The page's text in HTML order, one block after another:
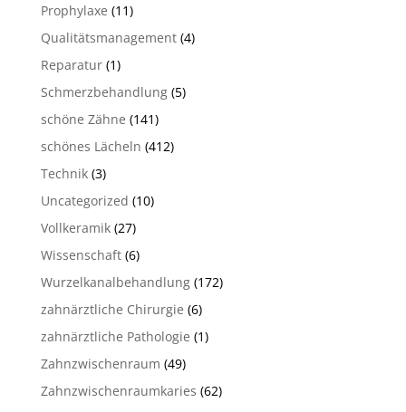
Prophylaxe (11)
Qualitätsmanagement(4)
Reparatur(1)
Schmerzbehandlung(5)
schöne Zähne (141)
schönes Lächeln (412)
Technik(3)
Uncategorized (10)
Vollkeramik(27)
Wissenschaft(6)
Wurzelkanalbehandlung(172)
zahnärztliche Chirurgie (6)
zahnärztliche Pathologie (1)
Zahnzwischenraum (49)
Zahnzwischenraumkaries (62)